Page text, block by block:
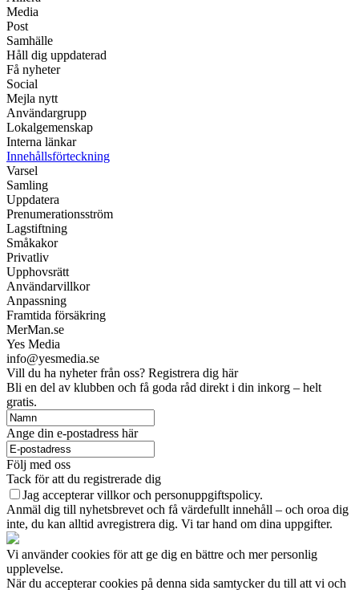
Media
Post
Samhälle
Håll dig uppdaterad
Få nyheter
Social
Mejla nytt
Användargrupp
Lokalgemenskap
Interna länkar
Innehållsförteckning
Varsel
Samling
Uppdatera
Prenumerationsström
Lagstiftning
Småkakor
Privatliv
Upphovsrätt
Användarvillkor
Anpassning
Framtida försäkring
MerMan.se
Yes Media
info@yesmedia.se
Vill du ha nyheter från oss? Registrera dig här
Bli en del av klubben och få goda råd direkt i din inkorg – helt
gratis.
Ange din e-postadress här
Följ med oss
Tack för att du registrerade dig
Jag accepterar villkor och personuppgiftspolicy.
Anmäl dig till nyhetsbrevet och få värdefullt innehåll – och oroa dig
inte, du kan alltid avregistrera dig. Vi tar hand om dina uppgifter.
Vi använder cookies för att ge dig en bättre och mer personlig
upplevelse.
När du accepterar cookies på denna sida samtycker du till att vi och